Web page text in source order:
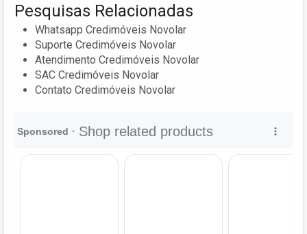
Pesquisas Relacionadas
Whatsapp Credimóveis Novolar
Suporte Credimóveis Novolar
Atendimento Credimóveis Novolar
SAC Credimóveis Novolar
Contato Credimóveis Novolar